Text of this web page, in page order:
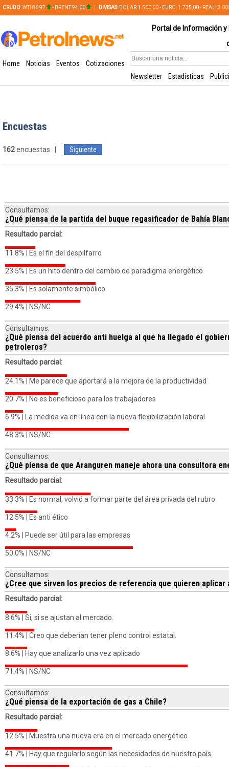
CRUDO: WTI 86,97 - BRENT 94,00 DIVISAS: DOLAR 1.500,00 - EURO: 1.735,00 - REAL:
Portal de Información
Home Noticias Eventos
Cotizaciones
Newsletter
Estadísticas
Encuestas
162encuestas | Siguiente
Consultamos:
¿Qué piensa de la partida del buque regasificador de Bahía
Resultado parcial:
11.8% | Es el fin del despilfarro
23.5% | Es un hito dentro del cambio de paradigma energético
35.3% | Es solamente simbólico
29.4% | NS/NC
Consultamos:
¿Qué piensa del acuerdo anti huelga al que ha llegado el
petroleros?
Resultado parcial:
24.1% | Me parece que aportará a la mejora de la productividad
20.7% | No es beneficioso para los trabajadores
6.9% | La medida va en línea con la nueva flexibilización laboral
48.3% | NS/NC
Consultamos:
¿Qué piensa de que Aranguren maneje ahora una consultora
Resultado parcial:
33.3% | Es normal, volvió a formar parte del área privada del rubro
12.5% | Es anti ético
4.2% | Puede ser útil para las empresas
50.0% | NS/NC
Consultamos:
¿Cree que sirven los precios de referencia que quieren aplicar
Resultado parcial:
8.6% | Si, si se ajustan al mercado.
11.4% | Creo que deberían tener pleno control estatal.
8.6% | Hay que analizarlo una vez aplicado
71.4% | NS/NC
Consultamos:
¿Qué piensa de la exportación de gas a Chile?
Resultado parcial:
12.5% | Muestra una nueva era en el mercado energético
41.7% | Hay que regularlo según las necesidades de nuestro país